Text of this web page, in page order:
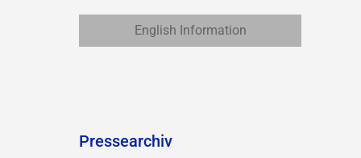
English Information
Pressearchiv